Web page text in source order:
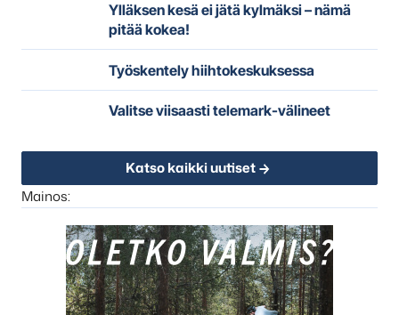
Ylläksen kesä ei jätä kylmäksi – nämä
pitää kokea!
Työskentely hiihtokeskuksessa
Valitse viisaasti telemark-välineet
Katso kaikki uutiset
Mainos: